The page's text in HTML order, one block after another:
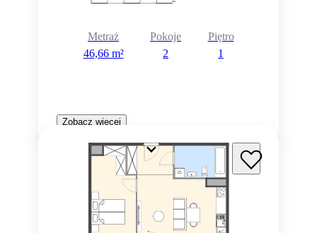
Metraż
46,66 m²
Pokoje
2
Piętro
1
Zobacz więcej